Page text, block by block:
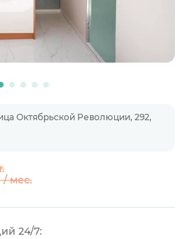
Октябрьской Революции, 292,
/ мес.
24/7: